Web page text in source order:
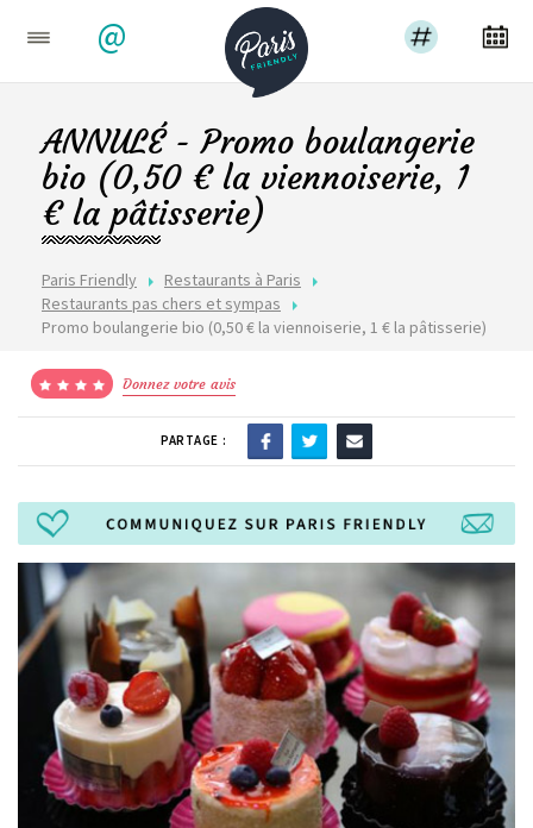
@
Paris Friendly
Restaurants à Paris
Restaurants pas chers et sympas
Promo boulangerie bio (0,50 € la viennoiserie, 1 € la pâtisserie)
ANNULÉ - Promo boulangerie
bio (0,50 € la viennoiserie, 1
€ la pâtisserie)
Donnez votre avis
PARTAGE :